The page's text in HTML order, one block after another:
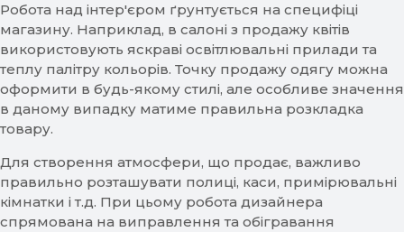
Робота над інтер'єром ґрунтується на специфіці
магазину. Наприклад, в салоні з продажу квітів
використовують яскраві освітлювальні прилади та
теплу палітру кольорів. Точку продажу одягу можна
оформити в будь-якому стилі, але особливе значення
в даному випадку матиме правильна розкладка
товару.
Для створення атмосфери, що продає, важливо
правильно розташувати полиці, каси, примірювальні
кімнатки і т.д. При цьому робота дизайнера
спрямована на виправлення та обігравання